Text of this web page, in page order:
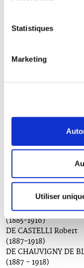
Statistiques
Marketing
Utiliser
(1892-1916)
COUPRIE Claude
COUTAUD-DELPECH
(1892-1916)
D'ARMAU DE
DAVRILLÉ DES
DE BECDELIEVRE
(1883 - 1918)
(1884 - 1914)
DE BURGUE Richard
(1885-1916)
DE CASTELLI Robert
(1887-1918)
DE CHAUVIGNY DE
(1887 - 1918)